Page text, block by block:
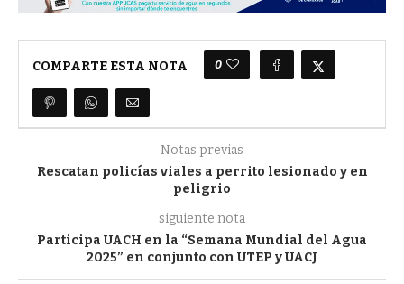
COMPARTE ESTA NOTA 0
Notas previas
Rescatan policías viales a perrito lesionado y en
peligrio
siguiente nota
Participa UACH en la “Semana Mundial del Agua
2025” en conjunto con UTEP y UACJ